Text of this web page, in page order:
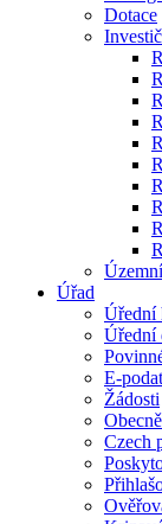
Dotace
Úřad
Úřední
Úřední
E-
Žádosti
Czech